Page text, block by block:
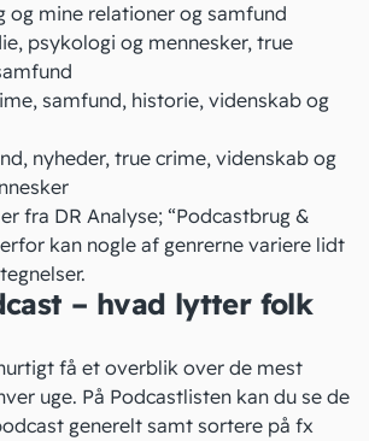
og mine relationer og samfund
psykologi og mennesker, true
samfund, historie, videnskab og
nyheder, true crime, videnskab og
fra DR Analyse; “Podcastbrug &
kan nogle af genrerne variere lidt
– hvad lytter folk
få et overblik over de mest
uge. På Podcastlisten kan du se de
generelt samt sortere på fx